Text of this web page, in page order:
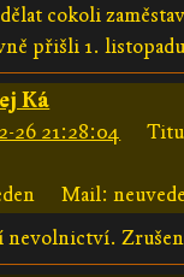
cokoli
přišli 1. listopadu
Ká
26 21:28:04
Mail:
nevolnictví.